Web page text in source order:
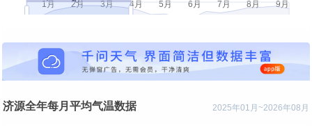
2025年01月~2026年08月
济源全年每月平均气温数据